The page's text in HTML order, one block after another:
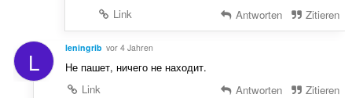
Link
Antworten Zitieren
L leningrib vor 4 Jahren
Не пашет, ничего не находит.
Link
Antworten Zitieren